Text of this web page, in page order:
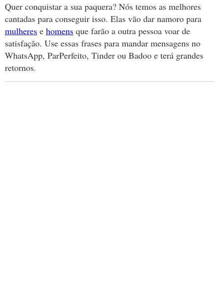
Quer conquistar a sua paquera? Nós temos as melhores
cantadas para conseguir isso. Elas vão dar namoro para
mulheres e homens que farão a outra pessoa voar de
satisfação. Use essas frases para mandar mensagens no
WhatsApp, ParPerfeito, Tinder ou Badoo e terá grandes
retornos.